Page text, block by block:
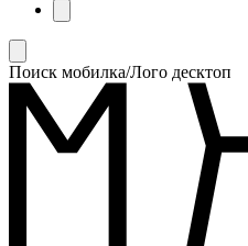
Поиск мобилка/Лого десктоп